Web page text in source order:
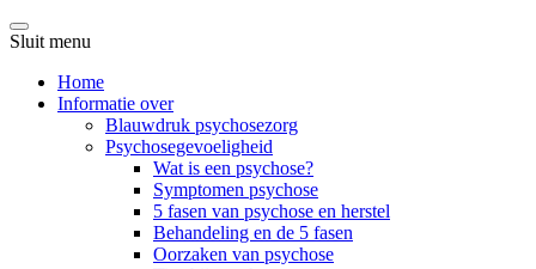
Sluit menu
Home
Informatie over
Blauwdruk psychosezorg
Psychosegevoeligheid
Wat is een psychose?
Symptomen psychose
5 fasen van psychose en herstel
Behandeling en de 5 fasen
Oorzaken van psychose